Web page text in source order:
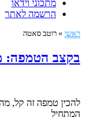
מתכוני וידאו
הרשמה לאתר
ראשי » רוטב סאטה
בקצב הטמפה:
להכין טמפה זה קל,
המתחיל